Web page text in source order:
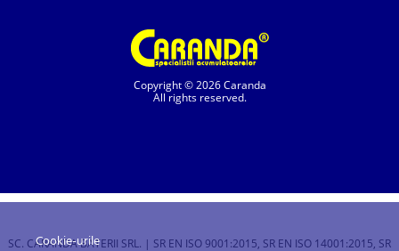
Copyright © 2026 Caranda
All rights reserved.
SC. CARANDA BATERII SRL. | SR EN ISO 9001:2015, SR EN ISO 14001:2015, SR
Cookie-urile